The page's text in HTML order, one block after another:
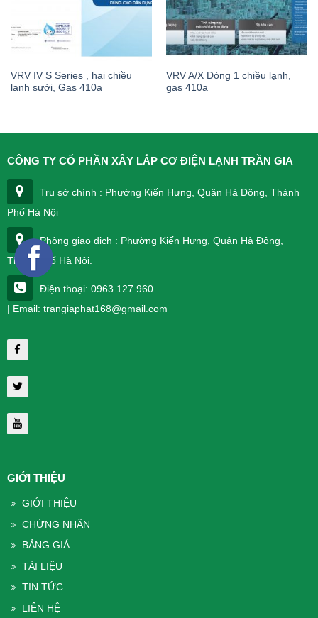
VRV IV S Series , hai chiều
lạnh sưởi, Gas 410a
VRV A/X Dòng 1 chiều lạnh,
gas 410a
CÔNG TY CỔ PHẦN XÂY LẮP CƠ ĐIỆN LẠNH TRẦN GIA
Trụ sở chính : Phường Kiến Hưng, Quận Hà Đông, Thành
Phố Hà Nội
Phòng giao dịch : Phường Kiến Hưng, Quận Hà Đông,
Thành phố Hà Nội.
Điện thoại: 0963.127.960
| Email: trangiaphat168@gmail.com
GIỚI THIỆU
GIỚI THIỆU
CHỨNG NHẬN
BẢNG GIÁ
TÀI LIỆU
TIN TỨC
LIÊN HỆ